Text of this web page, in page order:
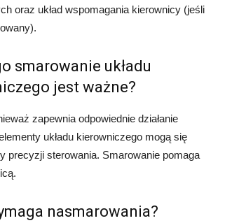
oraz układ wspomagania kierownicy (jeśli
smarowanie układu
jest ważne?
zapewnia odpowiednie działanie
układu kierowniczego mogą się
precyzji sterowania. Smarowanie pomaga
nasmarowania?